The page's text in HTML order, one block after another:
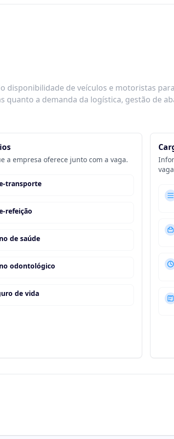
de veículos e motoristas
quanto a demanda da logística, gestão de
a empresa oferece junto com a vaga.
transporte
refeição
de saúde
odontológico
de vida